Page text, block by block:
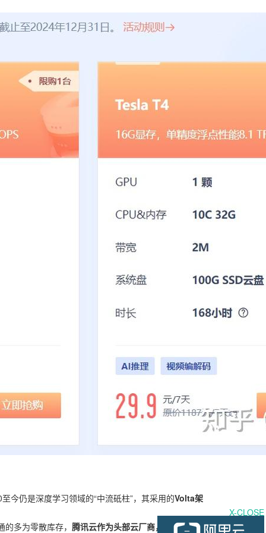
X-CLOSE
今仍是深度学习领域的“中流砥柱”，其采用的Volta架
多为零散库存， 腾讯云作为头部云厂商，凭借供应链